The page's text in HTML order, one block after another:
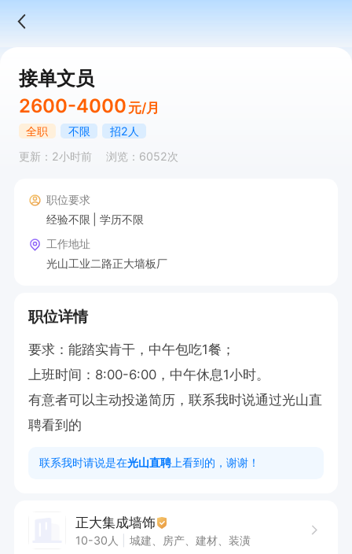
接单文员
2600-4000 元/月
全职 不限
招2人
更新：2小时前
浏览：6052次
职位要求
经验不限
学历不限
工作地址
光山工业二路正大墙板厂
职位详情
要求：能踏实肯干，中午包吃1餐；
上班时间：8:00-6:00，中午休息1小时。
有意者可以主动投递简历，联系我时说通过光山直
聘看到的
联系我时请说是在光山直聘 上看到的，谢谢！
正大集成墙饰
10-30人 城建、房产、建材、装潢